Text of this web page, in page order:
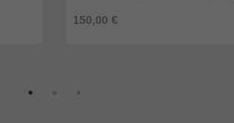
150,00 €
FIV und FeLV Katerchen Pix ...